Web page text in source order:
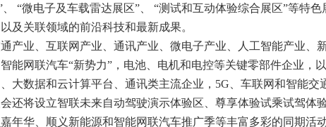
“微电子及车载雷达展区”、 “测试和互动体验综合展区”等特
及关联领域的前沿科技和最新成果。
产业、互联网产业、通讯产业、微电子产业、人工智能产业、
能网联汽车“新势力”，电池、电机和电控等关键零部件企业，
大数据和云计算平台、通讯类主流企业，5G、车联网和智能交
还将设立智联未来自动驾驶演示体验区、尊享体验试乘试驾体
华、顺义新能源和智能网联汽车推广季等丰富多彩的同期活动